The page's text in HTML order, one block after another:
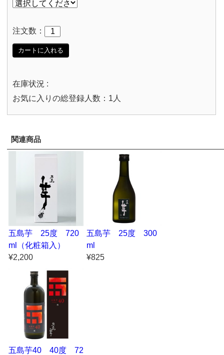
注文数：
カートに入れる
在庫状況 :
お気に入りの総登録人数：1人
関連商品
五島芋 25度 720
ml（化粧箱入）
¥2,200
五島芋 25度 300
ml
¥825
五島芋40 40度 72